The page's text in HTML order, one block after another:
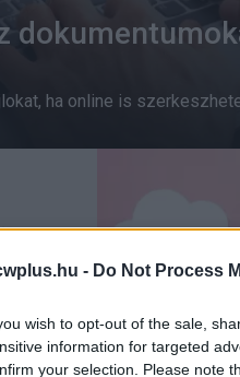
- Do Not Process
wish to opt-out of the sale,
information for targeted
your selection. Please note
ha online is
is
Microsoft 365 blog|